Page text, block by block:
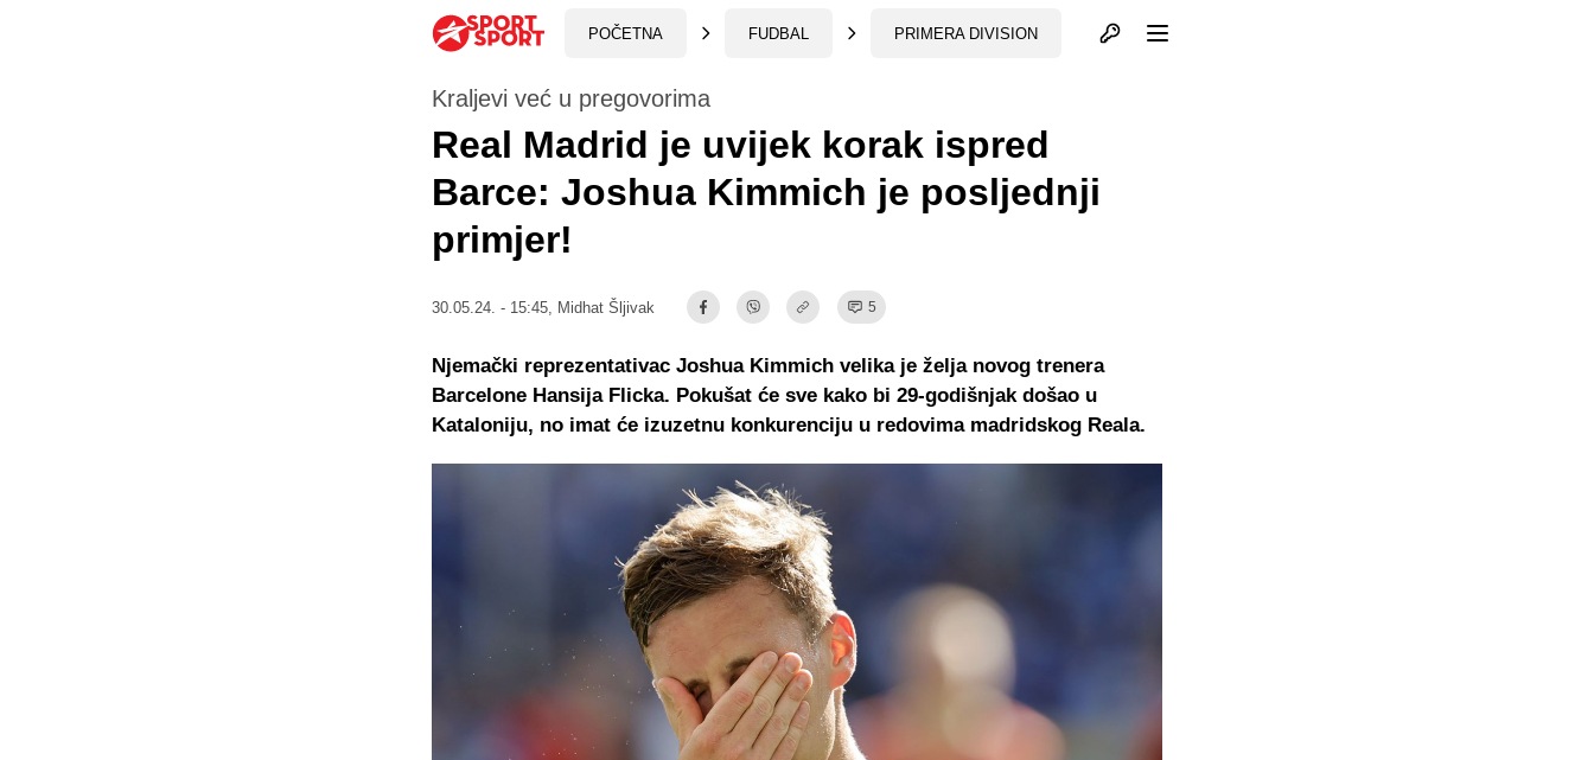
POČETNA FUDBAL PRIMERA DIVISION Otvori profil
Kraljevi već u pregovorima
Real Madrid je uvijek korak ispred
Barce: Joshua Kimmich je posljednji
primjer!
30.05.24. - 15:45, Midhat Šljivak 5
Njemački reprezentativac Joshua Kimmich velika je želja novog trenera
Barcelone Hansija Flicka. Pokušat će sve kako bi 29-godišnjak došao u
Kataloniju, no imat će izuzetnu konkurenciju u redovima madridskog Reala.